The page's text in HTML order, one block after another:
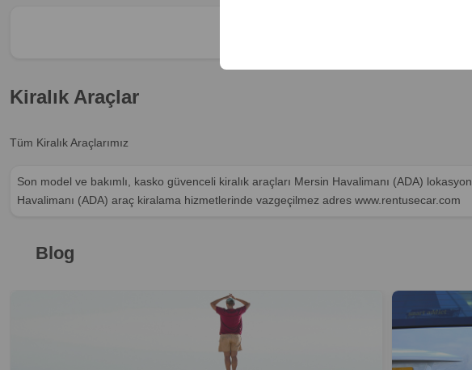
deneyiminizin tutarlılığını ve sürekliliğini
Kiralık Araçlar
Tüm Kiralık Araçlarımız
Son model ve bakımlı, kasko güvenceli kiralık araçları Mersin Havalimanı (ADA)
Havalimanı (ADA) araç kiralama hizmetlerinde vazgeçilmez adres www.rentusecar.com
Blog